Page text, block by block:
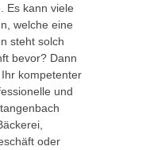
Es kann viele
welche eine
steht solch
bevor? Dann
kompetenter
und
oder